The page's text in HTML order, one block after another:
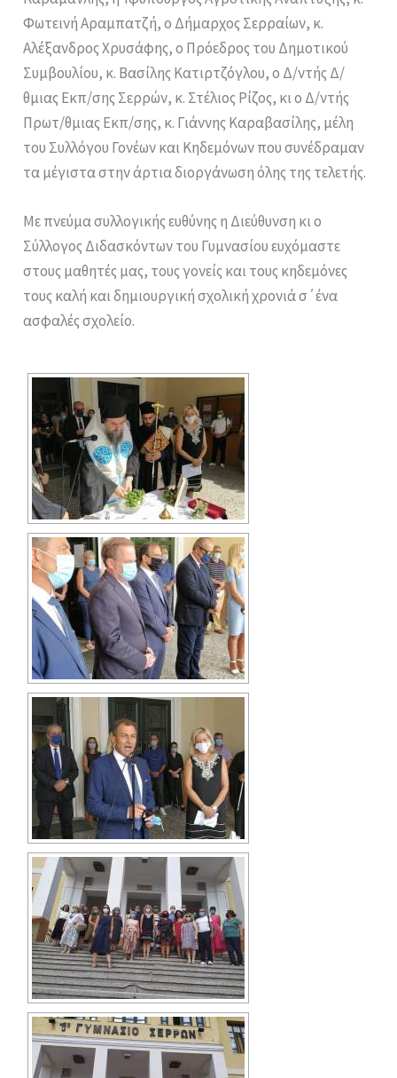
Φωτεινή Αραμπατζή, ο Δήμαρχος Σερραίων, κ.
Αλέξανδρος Χρυσάφης, ο Πρόεδρος του Δημοτικού
Συμβουλίου, κ. Βασίλης Κατιρτζόγλου, ο Δ/ντής Δ/
θμιας Εκπ/σης Σερρών, κ. Στέλιος Ρίζος, κι ο Δ/ντής
Πρωτ/θμιας Εκπ/σης, κ. Γιάννης Καραβασίλης, μέλη
του Συλλόγου Γονέων και Κηδεμόνων που συνέδραμαν
τα μέγιστα στην άρτια διοργάνωση όλης της τελετής.
Με πνεύμα συλλογικής ευθύνης η Διεύθυνση κι ο
Σύλλογος Διδασκόντων του Γυμνασίου ευχόμαστε
στους μαθητές μας, τους γονείς και τους κηδεμόνες
τους καλή και δημιουργική σχολική χρονιά σ΄ένα
ασφαλές σχολείο.